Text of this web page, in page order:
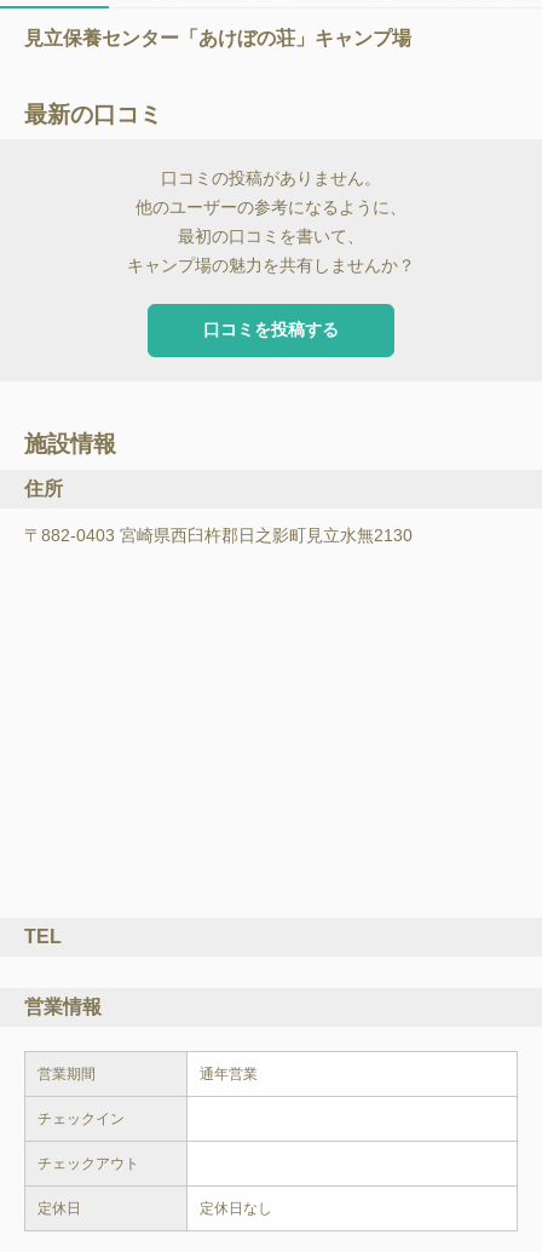
見立保養センター「あけぼの荘」キャンプ場
最新の口コミ
口コミの投稿がありません。
他のユーザーの参考になるように、
最初の口コミを書いて、
キャンプ場の魅力を共有しませんか？
口コミを投稿する
施設情報
住所
〒882-0403 宮崎県西臼杵郡日之影町見立水無2130
TEL
営業情報
営業期間 通年営業
チェックイン
チェックアウト
定休日 定休日なし